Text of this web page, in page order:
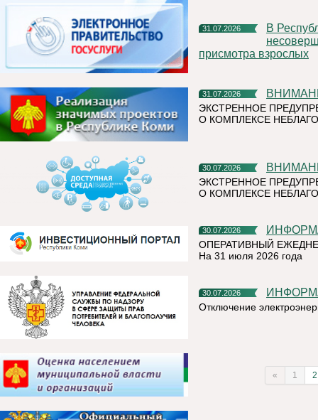
31.07.2026
В Республике Коми участились случаи нахождения и купания
присмотра взрослых
31.07.2026
ЭКСТРЕННОЕ
О КОМПЛЕКСЕ
30.07.2026
ЭКСТРЕННОЕ
О КОМПЛЕКСЕ
30.07.2026
ОПЕРАТИВНЫЙ
На 31 июля 2026 года
30.07.2026
Отключение
« 1 2